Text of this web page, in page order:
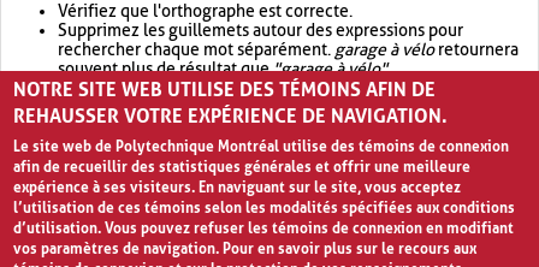
Vérifiez que l'orthographe est correcte.
Supprimez les guillemets autour des expressions pour
rechercher chaque mot séparément. garage à véloretournera
souvent plus de résultat que"garage à vélo".
Envisagez d'élargir votre recherche avec OR.garage OR vélo
retournera souvent plus de résultat quegarage à vélo
NOTRE SITE WEB UTILISE DES TÉMOINS AFIN DE
REHAUSSER VOTRE EXPÉRIENCE DE NAVIGATION.
Le site web de Polytechnique Montréal utilise des témoins de connexion
afin de recueillir des statistiques générales et offrir une meilleure
expérience à ses visiteurs. En naviguant sur le site, vous acceptez
l’utilisation de ces témoins selon les modalités spécifiées aux conditions
d’utilisation. Vous pouvez refuser les témoins de connexion en modifiant
vos paramètres de navigation. Pour en savoir plus sur le recours aux